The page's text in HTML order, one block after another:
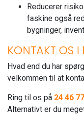
Reducerer
faskine også
bygninger,
KONTAKT OS
Hvad end du har
velkommen til at
Ring til os på 24 46
Alternativt er du